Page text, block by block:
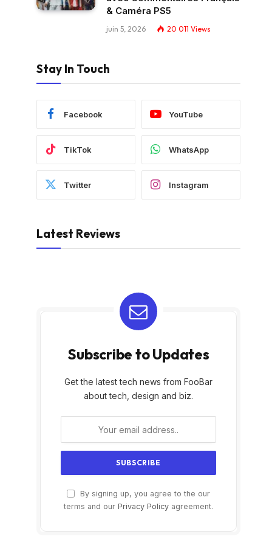
& Caméra PS5
juin 5, 2026 20 011 Views
Stay In Touch
Facebook YouTube
TikTok WhatsApp
Twitter Instagram
Latest Reviews
Subscribe to Updates
Get the latest tech news from FooBar
about tech, design and biz.
By signing up, you agree to the our
terms and our Privacy Policy agreement.